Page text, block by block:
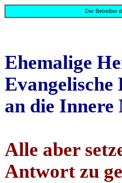
Der Betreiber
Ehemalige
Evangelische
an die Innere
Alle aber
Antwort zu